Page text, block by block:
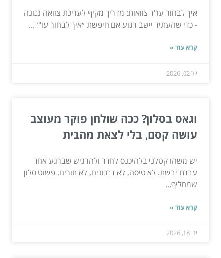
איך לבחור עו"ד צוואות: מדריך מקיף לעריכת צוואה נכונה
- כדי שהעתיד יישב רגוע אם חיפשת ״איך לבחור עו"ד...
קרא עוד »
יול 02, 2026
וגאס בסלון? ככה שולחן פוקר מעוצב
עושה קסם, בלי לצאת מהבית
יש משהו קטלני בלהיכנס לחדר ולהרגיש שברגע אחד
עברת יבשת. לא טיסה, לא דרכונים, לא תורים. פשוט סלון
שמחליף...
קרא עוד »
ינו 18, 2026